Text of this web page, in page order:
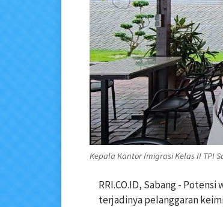
Kepala Kantor Imigrasi Kelas II TPI
RRI.CO.ID, Sabang -
terjadinya pelanggaran